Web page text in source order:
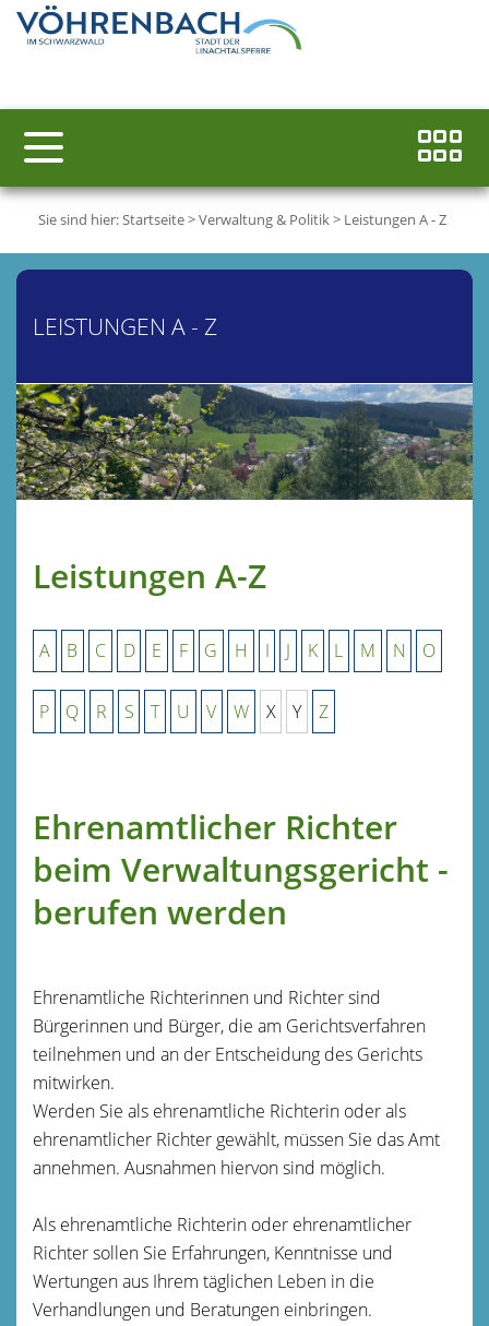
Sie sind hier:Startseite>Verwaltung & Politik> Leistungen A - Z
LEISTUNGEN A - Z
Leistungen A-Z
A B C D E F G H I J K L M N O
P Q R S T U V W X Y Z
Ehrenamtlicher Richter
beim Verwaltungsgericht -
berufen werden
Ehrenamtliche Richterinnen und Richter sind
Bürgerinnen und Bürger, die am Gerichtsverfahren
teilnehmen und an der Entscheidung des Gerichts
mitwirken.
Werden Sie als ehrenamtliche Richterin oder als
ehrenamtlicher Richter gewählt, müssen Sie das Amt
annehmen. Ausnahmen hiervon sind möglich.
Als ehrenamtliche Richterin oder ehrenamtlicher
Richter sollen Sie Erfahrungen, Kenntnisse und
Wertungen aus Ihrem täglichen Leben in die
Verhandlungen und Beratungen einbringen.